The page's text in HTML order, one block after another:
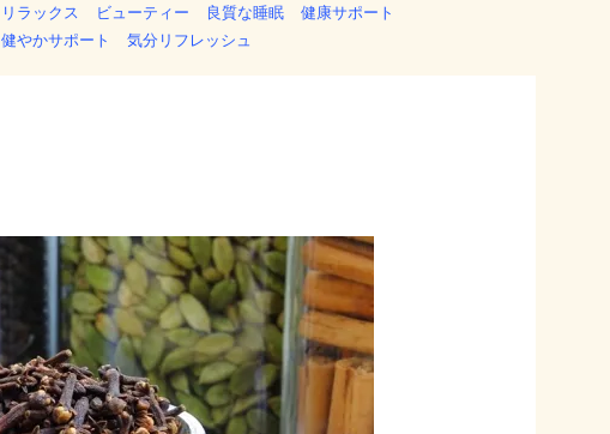
リラックス ビューティー 良質な睡眠
健康サポート
健やかサポート
気分リフレッシュ